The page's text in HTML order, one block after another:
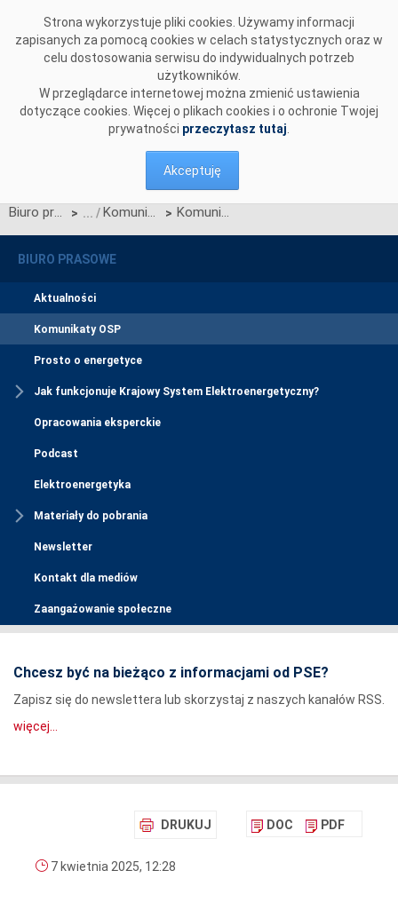
Strona wykorzystuje pliki cookies. Używamy informacji
zapisanych za pomocą cookies w celach statystycznych oraz w
celu dostosowania serwisu do indywidualnych potrzeb
użytkowników.
W przeglądarce internetowej można zmienić ustawienia
dotyczące cookies. Więcej o plikach cookies i o ochronie Twojej
prywatności przeczytasz tutaj
Akceptuję
Biuro prasowe > Komunikaty OSP > Komunikat dotyczący prawa do rekompensaty za redysponowanie nierynkowe instalacji fotowoltaicznych w dniu 2 kwietnia 2025 r.
BIURO PRASOWE
Aktualności
Komunikaty OSP
Prosto o energetyce
Jak funkcjonuje Krajowy System Elektroenergetyczny?
Opracowania eksperckie
Podcast
Elektroenergetyka
Materiały do pobrania
Newsletter
Kontakt dla mediów
Zaangażowanie społeczne
Chcesz być na bieżąco z informacjami od PSE?
Zapisz się do newslettera lub skorzystaj z naszych kanałów RSS.
więcej...
DRUKUJ DOC PDF
7 kwietnia 2025, 12:28